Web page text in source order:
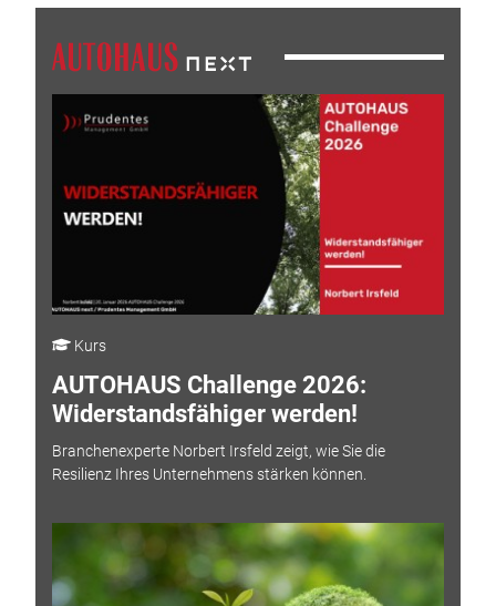
Kurs
AUTOHAUS Challenge 2026:
Widerstandsfähiger werden!
Branchenexperte Norbert Irsfeld zeigt, wie Sie die
Resilienz Ihres Unternehmens stärken können.